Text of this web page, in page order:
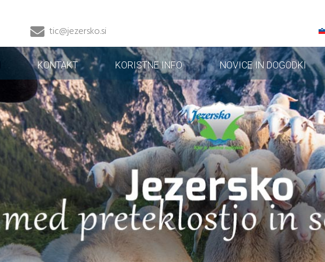
tic@jezersko.si
KONTAKT KORISTNE INFO NOVICE IN DOGODKI